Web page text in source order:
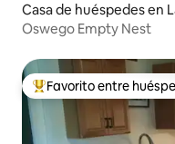
Casa de huéspedes en
Oswego Empty Nest
Favorito entre los
Favorito entre